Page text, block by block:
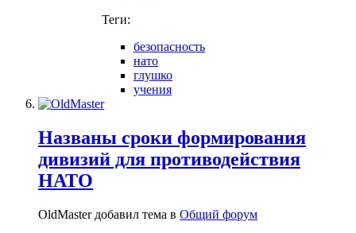
Теги:
безопасность
нато
глушко
учения
Названы сроки формирования
дивизий для противодействия
НАТО
OldMaster добавил тема в Общий форум